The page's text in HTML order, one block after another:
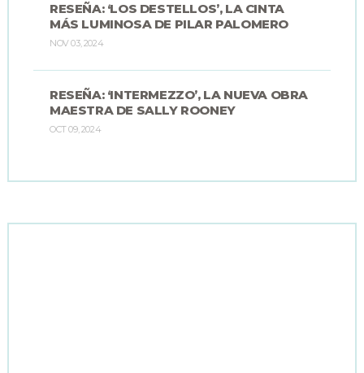
RESEÑA: ‘LOS DESTELLOS’, LA CINTA
MÁS LUMINOSA DE PILAR PALOMERO
NOV 03, 2024
RESEÑA: ‘INTERMEZZO’, LA NUEVA OBRA
MAESTRA DE SALLY ROONEY
OCT 09, 2024